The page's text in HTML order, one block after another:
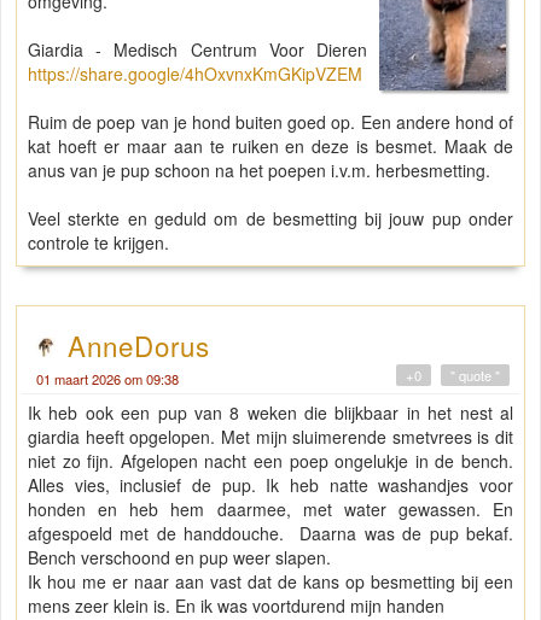
Giardia - Medisch Centrum Voor Dieren
https://share.google/4hOxvnxKmGKipVZEM
Ruim de poep van je hond buiten goed op. Een andere hond of
kat hoeft er maar aan te ruiken en deze is besmet. Maak de
anus van je pup schoon na het poepen i.v.m. herbesmetting.
Veel sterkte en geduld om de besmetting bij jouw pup onder
controle te krijgen.
AnneDorus
01 maart 2026 om 09:38 " quote "
+0
Ik heb ook een pup van 8 weken die blijkbaar in het nest al
giardia heeft opgelopen. Met mijn sluimerende smetvrees is dit
niet zo fijn. Afgelopen nacht een poep ongelukje in de bench.
Alles vies, inclusief de pup. Ik heb natte washandjes voor
honden en heb hem daarmee, met water gewassen. En
afgespoeld met de handdouche. Daarna was de pup bekaf.
Bench verschoond en pup weer slapen.
Ik hou me er naar aan vast dat de kans op besmetting bij een
mens zeer klein is. En ik was voortdurend mijn handen